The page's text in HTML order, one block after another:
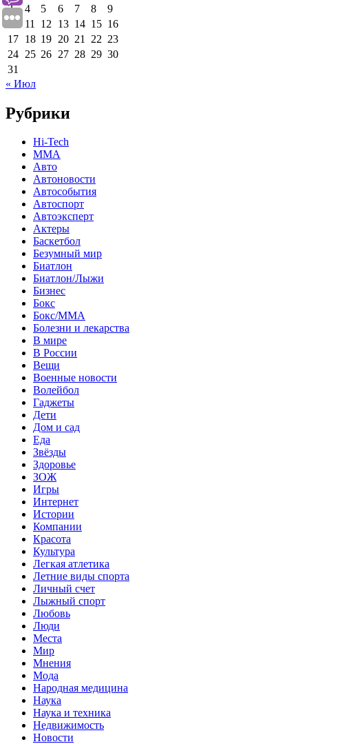
3
4 5 6 7 8
9
10 11 12 13 14 15 16
17 18 19 20 21 22 23
24 25 26 27 28 29 30
31
« Июл
Рубрики
Hi-Tech
MMA
Авто
Автоновости
Автособытия
Автоспорт
Автоэксперт
Актеры
Баскетбол
Безумный мир
Биатлон
Биатлон/Лыжи
Бизнес
Бокс
Бокс/MMA
Болезни и лекарства
В мире
В России
Вещи
Военные новости
Волейбол
Гаджеты
Дети
Дом и сад
Еда
Звёзды
Здоровье
ЗОЖ
Игры
Интернет
Истории
Компании
Красота
Культура
Легкая атлетика
Летние виды спорта
Личный счет
Лыжный спорт
Любовь
Люди
Места
Мир
Мнения
Мода
Народная медицина
Наука
Наука и техника
Недвижимость
Новости